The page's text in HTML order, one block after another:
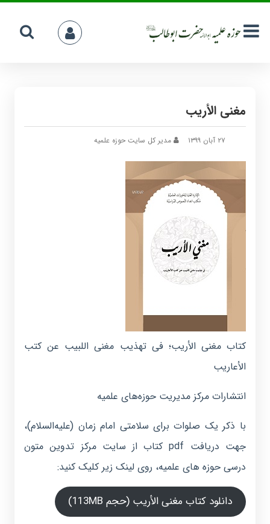
مغنی الأریب
مدیر کل سایت حوزه علمیه
کتاب مغنی الأریب؛ فی تهذیب مغنی اللبیب عن کتب
الأعاریب
انتشارات مرکز مدیریت حوزه‌های علمیه
با ذکر یک صلوات برای سلامتی امام زمان (علیه‌السلام)،
جهت دریافت pdf کتاب از سایت مرکز تدوین متون
درسی حوزه های علمیه، روی لینک زیر کلیک کنید:
دانلود کتاب مغنی الأریب (حجم 113MB)